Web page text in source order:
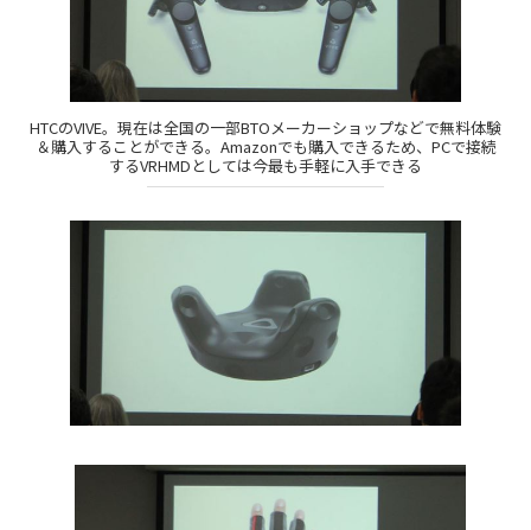
HTCのVIVE。現在は全国の一部BTOメーカーショップなどで無料体験
＆購入することができる。Amazonでも購入できるため、PCで接続
するVRHMDとしては今最も手軽に入手できる